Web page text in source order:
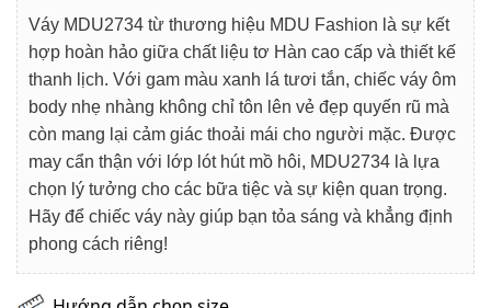
là:
780.000₫.
tại
là:
739.000₫.
Váy MDU2734 từ thương hiệu MDU Fashion là sự kết
hợp hoàn hảo giữa chất liệu tơ Hàn cao cấp và thiết kế
thanh lịch. Với gam màu xanh lá tươi tắn, chiếc váy ôm
body nhẹ nhàng không chỉ tôn lên vẻ đẹp quyến rũ mà
còn mang lại cảm giác thoải mái cho người mặc. Được
may cẩn thận với lớp lót hút mồ hôi, MDU2734 là lựa
chọn lý tưởng cho các bữa tiệc và sự kiện quan trọng.
Hãy để chiếc váy này giúp bạn tỏa sáng và khẳng định
phong cách riêng!